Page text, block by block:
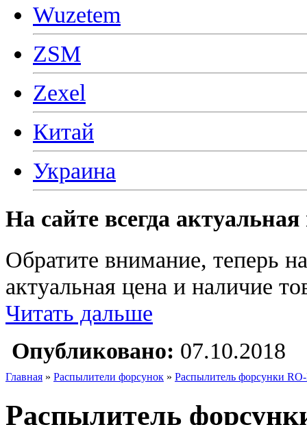
Wuzetem
ZSM
Zexel
Китай
Украина
На сайте всегда
Обратите внимание, теперь
актуальная цена и наличие
Читать дальше
Опубликовано: 07.10.2018
Главная » Распылители форсунок » Распылитель форсунки
Распылитель